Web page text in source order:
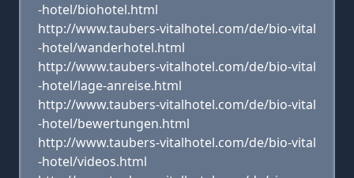
-hotel/biohotel.html
http://www.taubers-vitalhotel.com/de/bio-vital
-hotel/wanderhotel.html
http://www.taubers-vitalhotel.com/de/bio-vital
-hotel/lage-anreise.html
http://www.taubers-vitalhotel.com/de/bio-vital
-hotel/bewertungen.html
http://www.taubers-vitalhotel.com/de/bio-vital
-hotel/videos.html